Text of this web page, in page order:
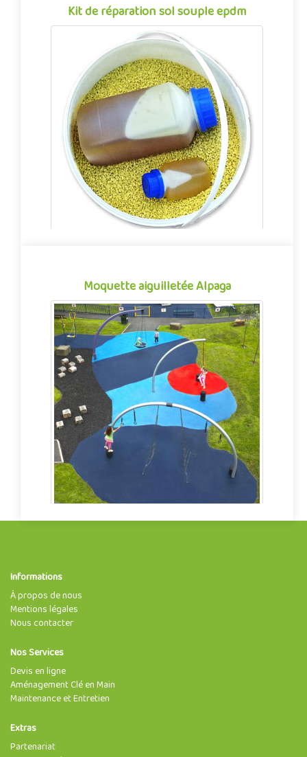
Kit de réparation sol souple epdm
Kit de réparation pour sol souple coulé
permettant d'effectuer de petites reprises
sur les sols amortissants synthétiques des..
Moquette aiguilletée Alpaga
Moquette aiguilletée spécialement conçue
pour les aires de jeux extérieures, l’Alpaga
est un revêtement de sol synthétique co..
Informations
À propos de nous
Mentions légales
Nous contacter
Nos Services
Devis en ligne
Aménagement Clé en Main
Maintenance et Entretien
Extras
Partenariat